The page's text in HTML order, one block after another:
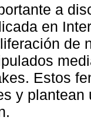
a
en
de
Estos
y